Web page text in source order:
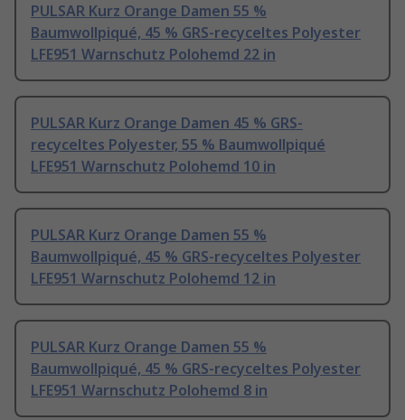
PULSAR Kurz Orange Damen 55 %
Baumwollpiqué, 45 % GRS-recyceltes Polyester
LFE951 Warnschutz Polohemd 22 in
PULSAR Kurz Orange Damen 45 % GRS-
recyceltes Polyester, 55 % Baumwollpiqué
LFE951 Warnschutz Polohemd 10 in
PULSAR Kurz Orange Damen 55 %
Baumwollpiqué, 45 % GRS-recyceltes Polyester
LFE951 Warnschutz Polohemd 12 in
PULSAR Kurz Orange Damen 55 %
Baumwollpiqué, 45 % GRS-recyceltes Polyester
LFE951 Warnschutz Polohemd 8 in